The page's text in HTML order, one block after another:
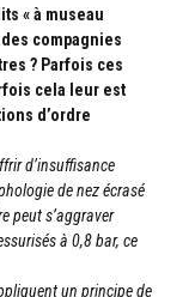
« à museau
compagnies
? Parfois ces
cela leur est
d’ordre
d’insuffisance
de nez écrasé
peut s’aggraver
à 0,8 bar, ce
un principe de